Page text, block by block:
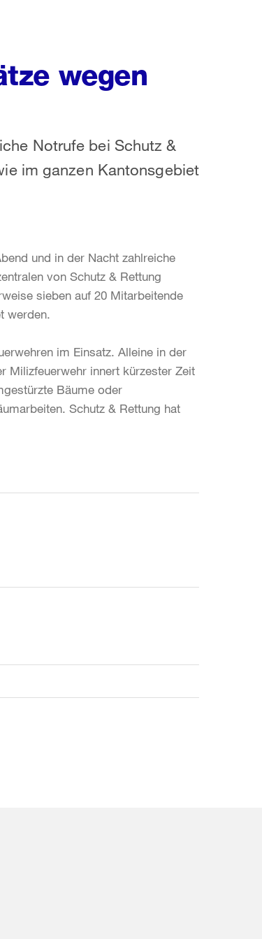
wegen
Notrufe bei Schutz &
im ganzen Kantonsgebiet
und in der Nacht zahlreiche
von Schutz & Rettung
sieben auf 20 Mitarbeitende
werden.
im Einsatz. Alleine in der
Milizfeuerwehr innert kürzester Zeit
Bäume oder
Schutz & Rettung hat